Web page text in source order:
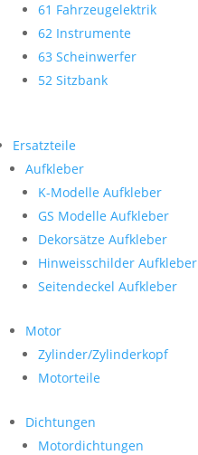
61 Fahrzeugelektrik
62 Instrumente
63 Scheinwerfer
52 Sitzbank
Ersatzteile
Aufkleber
K-Modelle Aufkleber
GS Modelle Aufkleber
Dekorsätze Aufkleber
Hinweisschilder Aufkleber
Seitendeckel Aufkleber
Motor
Zylinder/Zylinderkopf
Motorteile
Dichtungen
Motordichtungen